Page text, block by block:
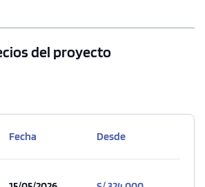
del proyecto
Fecha Desde